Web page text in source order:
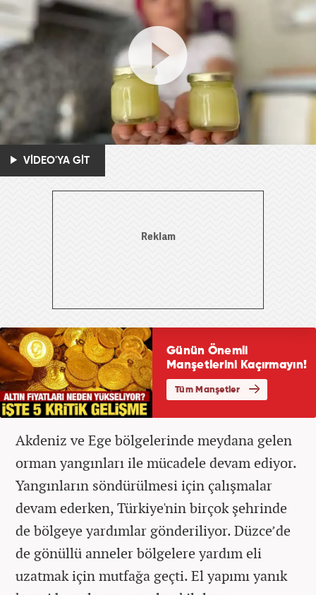
VİDEO'YA GİT
Akdeniz ve Ege bölgelerinde meydana gelen
orman yangınları ile mücadele devam ediyor.
Yangınların söndürülmesi için çalışmalar
devam ederken, Türkiye'nin birçok şehrinde
de bölgeye yardımlar gönderiliyor. Düzce’de
de gönüllü anneler bölgelere yardım eli
uzatmak için mutfağa geçti. El yapımı yanık